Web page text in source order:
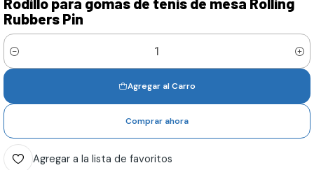
Rubbers Pin
Cantidad
Agregar al Carro
Comprar ahora
Agregar a la lista de favoritos